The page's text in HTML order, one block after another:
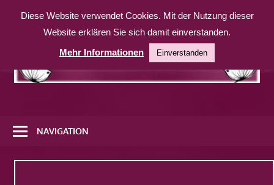
Inhalt
weitere
Website
NAVIGATION
Diese Website verwendet Cookies. Mit der Nutzung dieser
Website erklären Sie sich damit einverstanden.
Mehr Informationen
Einverstanden